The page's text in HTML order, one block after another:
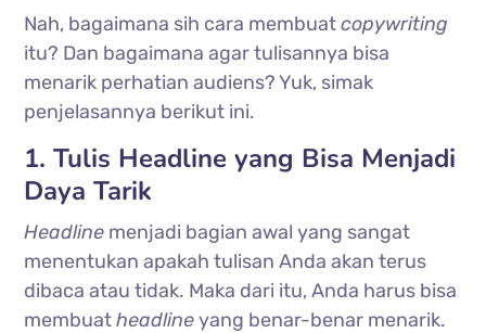
Nah, bagaimana sih cara membuatcopywriting
itu? Dan bagaimana agar tulisannya bisa
menarik perhatian audiens? Yuk, simak
penjelasannya berikut ini.
1. Tulis Headline yang Bisa Menjadi
Daya Tarik
Headline menjadi bagian awal yang sangat
menentukan apakah tulisan Anda akan terus
dibaca atau tidak. Maka dari itu, Anda harus bisa
membuatheadlineyang benar-benar menarik.